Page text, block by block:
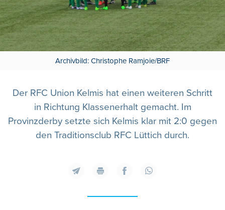
Archivbild: Christophe Ramjoie/BRF
Der RFC Union Kelmis hat einen weiteren Schritt
in Richtung Klassenerhalt gemacht. Im
Provinzderby setzte sich Kelmis klar mit 2:0 gegen
den Traditionsclub RFC Lüttich durch.